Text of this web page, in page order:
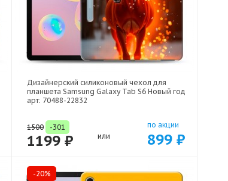
Дизайнерский силиконовый чехол для
планшета Samsung Galaxy Tab S6 Новый год
арт: 70488-22832
1500 -301
1199 ₽ или
по акции
899 ₽
-20%